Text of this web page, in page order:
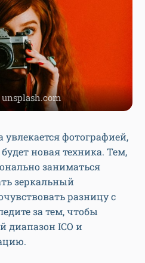
фотографией,
новая техника. Тем,
заниматься
зеркальный
разницу с
за тем, чтобы
диапазон ICO и